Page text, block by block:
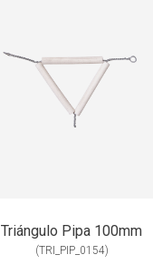
Triángulo Pipa 100mm
(TRI_PIP_0154)